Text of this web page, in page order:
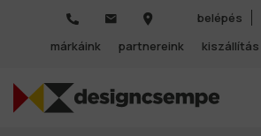
belépés
márkáink
partnereink kiszállítás